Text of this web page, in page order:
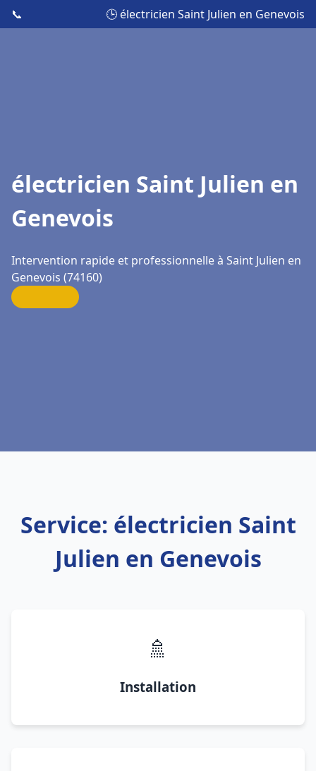
📞 🕒 électricien Saint Julien en Genevois
électricien Saint Julien en
Genevois
Intervention rapide et professionnelle à Saint Julien en
Genevois (74160)
Service: électricien Saint
Julien en Genevois
🚿
Installation